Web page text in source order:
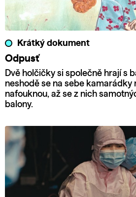
Krátký dokument
Odpusť
Dvě holčičky si společně hrají s
neshodě se na sebe kamarádky
nafouknou, až se z nich
balony.